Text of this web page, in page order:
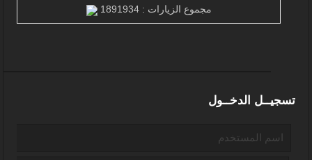
مجموع الزيارات : 1891934
تسجيــل الدخــول